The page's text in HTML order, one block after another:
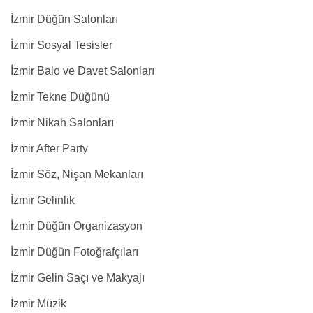
İzmir Düğün Salonları
İzmir Sosyal Tesisler
İzmir Balo ve Davet Salonları
İzmir Tekne Düğünü
İzmir Nikah Salonları
İzmir After Party
İzmir Söz, Nişan Mekanları
İzmir Gelinlik
İzmir Düğün Organizasyon
İzmir Düğün Fotoğrafçıları
İzmir Gelin Saçı ve Makyajı
İzmir Müzik